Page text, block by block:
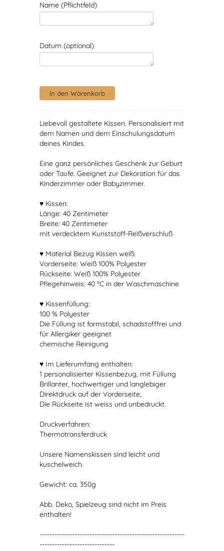
Name (Pflichtfeld)
Datum (optional)
Liebevoll gestaltete Kissen. Personalisiert mit
dem Namen und dem Einschulungsdatum
deines Kindes.
Eine ganz persönliches Geschenk zur Geburt
oder Taufe. Geeignet zur Dekoration für das
Kinderzimmer oder Babyzimmer.
♥ Kissen:
Länge: 40 Zentimeter
Breite: 40 Zentimeter
mit verdecktem Kunststoff-Reißverschluß
♥ Material Bezug Kissen weiß:
Vorderseite: Weiß 100% Polyester
Rückseite: Weiß 100% Polyester
Pflegehinweis: 40 °C in der Waschmaschine
♥ Kissenfüllung:
100 % Polyester
Die Füllung ist formstabil, schadstofffrei und
für Allergiker geeignet
chemische Reinigung
♥ Im Lieferumfang enthalten:
1 personalisierter Kissenbezug, mit Füllung
Brillanter, hochwertiger und langlebiger
Direktdruck auf der Vorderseite,
Die Rückseite ist weiss und unbedruckt.
Druckverfahren:
Thermotransferdruck
Unsere Namenskissen sind leicht und
kuschelweich.
Gewicht: ca. 350g
Abb. Deko, Spielzeug sind nicht im Preis
enthalten!
----------------------------------------------------------
------------------------------